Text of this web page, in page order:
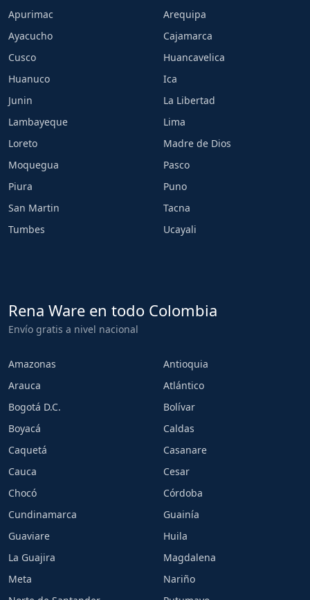
Apurimac
Arequipa
Ayacucho
Cajamarca
Cusco
Huancavelica
Huanuco
Ica
Junin
La Libertad
Lambayeque
Lima
Loreto
Madre de Dios
Moquegua
Pasco
Piura
Puno
San Martin
Tacna
Tumbes
Ucayali
Rena Ware en todo Colombia
Envío gratis a nivel nacional
Amazonas
Antioquia
Arauca
Atlántico
Bogotá D.C.
Bolívar
Boyacá
Caldas
Caquetá
Casanare
Cauca
Cesar
Chocó
Córdoba
Cundinamarca
Guainía
Guaviare
Huila
La Guajira
Magdalena
Meta
Nariño